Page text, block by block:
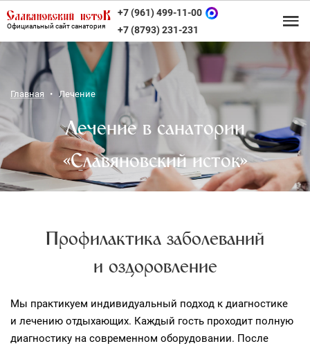
Официальный сайт санатория
+7 (961) 499-11-00
+7 (8793) 231-231
Главная Лечение
Лечение в санатории
«Славяновский исток»
Профилактика заболеваний
и оздоровление
Мы практикуем индивидуальный подход к диагностике
и лечению отдыхающих. Каждый гость проходит полную
диагностику на современном оборудовании. После